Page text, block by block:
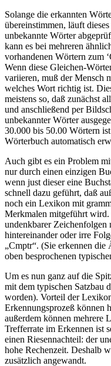
Solange die erkannten
übereinstimmen, läuft
unbekannte Wörter
kann es bei mehreren
vorhandenen Wörtern zum
Wenn diese Gleichen-
variieren, muß der Mensch
welches Wort richtig ist.
meistens so, daß zunächst
und anschließend per
unbekannter Wörter
30.000 bis 50.00 Wörtern
Wörterbuch automatisch
Auch gibt es ein Problem
nur durch einen einzigen
wenn just dieser eine
schnell dazu geführt, daß
noch ein Lexikon mit
Merkmalen mitgeführt
undenkbarer
hintereinander oder irre
„Cmptr“. (Sie erkennen
oben besprochenen
Um es nun ganz auf die
mit dem typischen Satzbau
worden). Vorteil der
Erkennungsprozeß können
außerdem können mehrere
Trefferrate im Erkennen ist
einen Riesennachteil: der
hohe Rechenzeit. Deshalb
zusätzlich angewandt.